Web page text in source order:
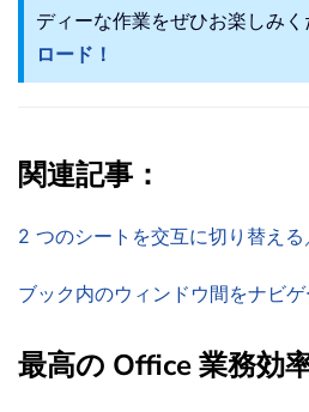
ディーな作業をぜひお楽しみく
ロード！
関連記事：
2 つのシートを交互に切り替える
ブック内のウィンドウ間をナビ
最高の Office 業務効